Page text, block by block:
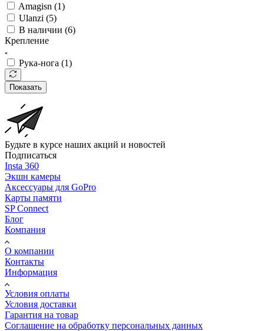
Amagisn (1)
Ulanzi (5)
В наличии (6)
Крепление
Рука-нога (1)
Показать
Будьте в курсе наших акций и новостей
Подписаться
Insta 360
Экшн камеры
Аксессуары для GoPro
Карты памяти
SP Connect
Блог
Компания
О компании
Контакты
Информация
Условия оплаты
Условия доставки
Гарантия на товар
Соглашение на обработку персональных данных